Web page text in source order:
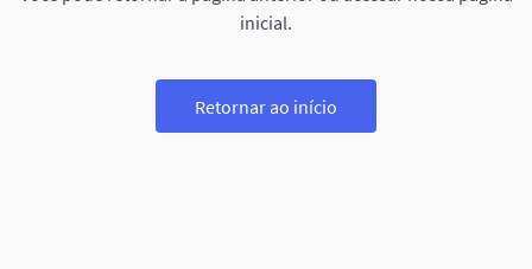
inicial.
Retornar ao início